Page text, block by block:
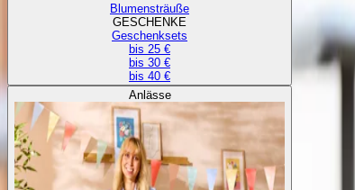
Blumensträuße
GESCHENKE
Geschenksets
bis 25 €
bis 30 €
bis 40 €
Anlässe